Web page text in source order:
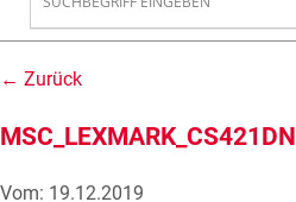
← Zurück
MSC_LEXMARK_CS421DN
Vom: 19.12.2019